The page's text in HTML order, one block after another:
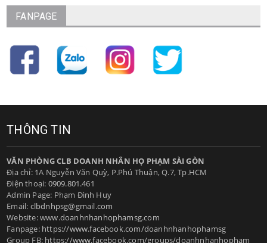
FANPAGE
THÔNG TIN
VĂN PHÒNG CLB DOANH NHÂN HỌ PHẠM SÀI GÒN
Địa chỉ: 1A Nguyễn Văn Quỳ, P.Phú Thuận, Q.7, Tp.HCM
Điện thoại: 0909.801.461
Admin Page: Phạm Đình Huy
Email: clbdnhpsg@gmail.com
Website:www.doanhnhanhophamsg.com
Fanpage: https://www.facebook.com/doanhnhanhophamsg
Group FB: https://www.facebook.com/groups/doanhnhanhopham